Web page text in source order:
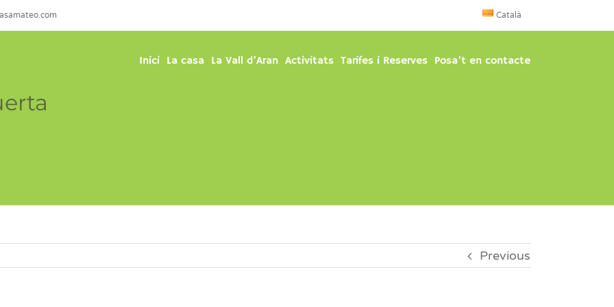
Català
Inici La casa La Vall d’Aran Activitats Tarifes i Reserves Posa’t en contacte
Previous